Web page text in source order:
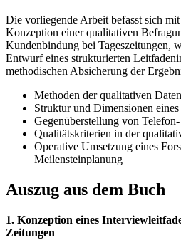
Die vorliegende Arbeit befasst sich
Konzeption einer qualitativen
Kundenbindung bei Tageszeitungen,
Entwurf eines strukturierten
methodischen Absicherung der
Methoden der qualitativen
Struktur und Dimensionen
Gegenüberstellung von
Qualitätskriterien in der
Operative Umsetzung eines
Meilensteinplanung
Auszug aus dem Buch
1. Konzeption eines
Zeitungen